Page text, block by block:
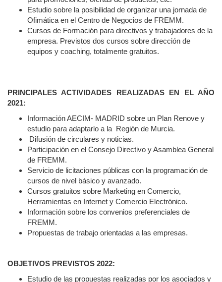
Estudio sobre la posibilidad de organizar una jornada de
Ofimática en el Centro de Negocios de FREMM.
Cursos de Formación para directivos y trabajadores de la
empresa. Previstos dos cursos sobre dirección de
equipos y coaching, totalmente gratuitos.
PRINCIPALES ACTIVIDADES REALIZADAS EN EL AÑO
2021:
Información AECIM- MADRID sobre un Plan Renove y
estudio para adaptarlo a la Región de Murcia.
Difusión de circulares y noticias.
Participación en el Consejo Directivo y Asamblea General
de FREMM.
Servicio de licitaciones públicas con la programación de
cursos de nivel básico y avanzado.
Cursos gratuitos sobre Marketing en Comercio,
Herramientas en Internet y Comercio Electrónico.
Información sobre los convenios preferenciales de
FREMM.
Propuestas de trabajo orientadas a las empresas.
OBJETIVOS PREVISTOS 2022:
Estudio de las propuestas realizadas por los asociados y